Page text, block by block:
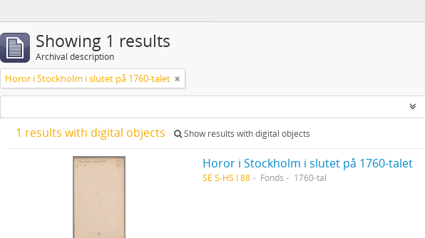
Showing 1 results
Archival description
Horor i Stockholm i slutet på 1760-talet
1 results with digital objects Show results with digital objects
Horor i Stockholm i slutet på 1760-talet
SE S-HS I 88 Fonds 1760-tal